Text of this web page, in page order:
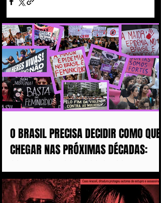
O BRASIL PRECISA DECIDIR COMO QUER
CHEGAR NAS PRÓXIMAS DÉCADAS:
MULHERES ASSASSINADAS